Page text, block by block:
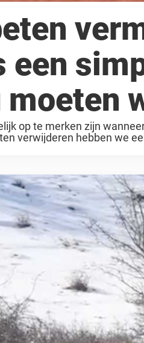
een
op te merken zijn
verwijderen hebben we